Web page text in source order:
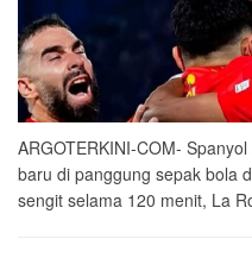
ARGOTERKINI-COM-
baru di panggung sepak bola
sengit selama 120 menit, La